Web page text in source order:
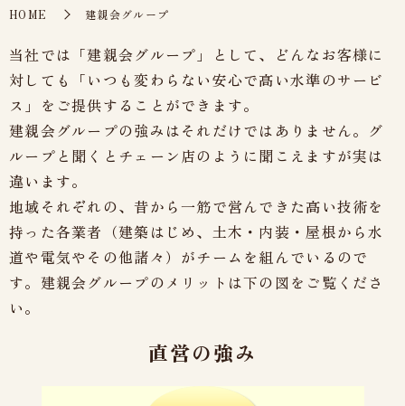
HOME 建親会グループ
当社では「建親会グループ」として、どんなお客様に
対しても「いつも変わらない安心で高い水準のサービ
ス」をご提供することができます。
建親会グループの強みはそれだけではありません。グ
ループと聞くとチェーン店のように聞こえますが実は
違います。
地域それぞれの、昔から一筋で営んできた高い技術を
持った各業者（建築はじめ、土木・内装・屋根から水
道や電気やその他諸々）がチームを組んでいるので
す。建親会グループのメリットは下の図をご覧くださ
い。
直営の強み